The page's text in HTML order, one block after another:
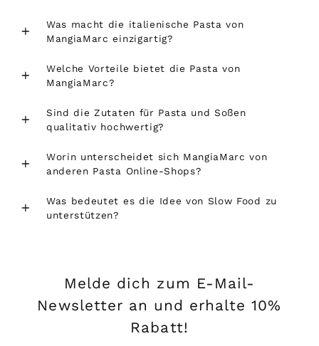
Was macht die italienische Pasta von
MangiaMarc einzigartig?
Welche Vorteile bietet die Pasta von
MangiaMarc?
Sind die Zutaten für Pasta und Soßen
qualitativ hochwertig?
Worin unterscheidet sich MangiaMarc von
anderen Pasta Online-Shops?
Was bedeutet es die Idee von Slow Food zu
unterstützen?
Melde dich zum E-Mail-
Newsletter an und erhalte 10%
Rabatt!